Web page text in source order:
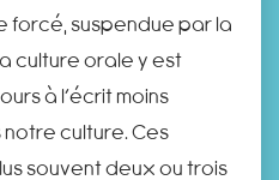
forcé, suspendue par la
culture orale y est
à l’écrit moins
culture. Ces
souvent deux ou trois